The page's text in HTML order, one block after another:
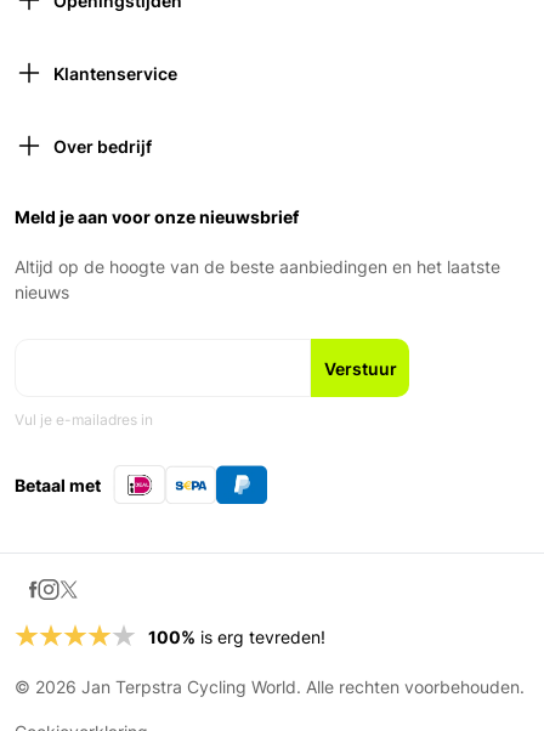
Dinsdag: 9:00 – 18:00
gesloten om 18:00)
Zondag: Gesloten
Klantenservice
Verzekeringen
Over bedrijf
Ons Team
Nieuws en blogs
Fiets leasen
Meld je aan voor onze nieuwsbrief
Altijd op de hoogte van de beste aanbiedingen en het laatste
nieuws
Vul je e-mailadres in
Betaal met
100% is erg tevreden!
© 2026 Jan Terpstra Cycling World. Alle rechten voorbehouden.